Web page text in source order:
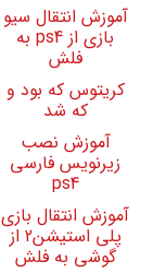
آموزش انتقال سیو
بازی از ps4 به
فلش
کریتوس که بود و
که شد
آموزش نصب
زیرنویس فارسی
ps4
آموزش انتقال بازی
پلی استیشن2 از
گوشی به فلش